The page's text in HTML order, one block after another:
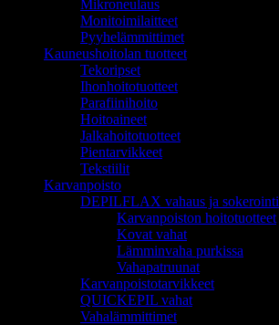
Mikroneulaus
Monitoimilaitteet
Pyyhelämmittimet
Kauneushoitolan tuotteet
Tekoripset
Ihonhoitotuotteet
Parafiinihoito
Hoitoaineet
Jalkahoitotuotteet
Pientarvikkeet
Tekstiilit
Karvanpoisto
DEPILFLAX vahaus ja sokerointi
Karvanpoiston hoitotuotteet
Kovat vahat
Lämminvaha purkissa
Vahapatruunat
Karvanpoistotarvikkeet
QUICKEPIL vahat
Vahalämmittimet